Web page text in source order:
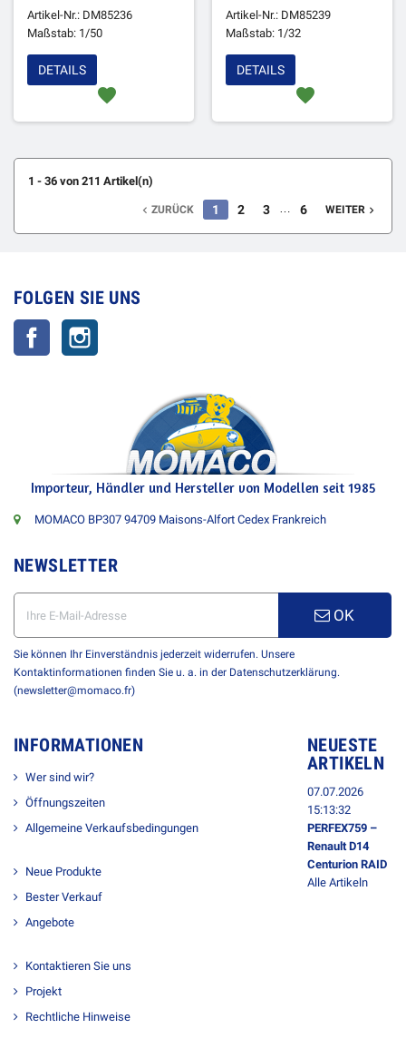
Artikel-Nr.: DM85236
Maßstab: 1/50
favorite
DETAILS
FIGURINE
Artikel-Nr.: DM85239
Maßstab: 1/32
favorite
DETAILS
1 - 36 von 211 Artikel(n)
 ZURÜCK 1 2 3 … 6 WEITER 
FOLGEN SIE UNS
Facebook
Importeur, Händler und Hersteller von Modellen seit 1985
MOMACO BP307 94709 Maisons-Alfort Cedex Frankreich
NEWSLETTER
OK
Sie können Ihr Einverständnis jederzeit widerrufen. Unsere
Kontaktinformationen finden Sie u. a. in der Datenschutzerklärung.
(newsletter@momaco.fr)
INFORMATIONEN
Wer sind wir?
Öffnungszeiten
Allgemeine Verkaufsbedingungen
Neue Produkte
Bester Verkauf
Angebote
Kontaktieren Sie uns
Projekt
Rechtliche Hinweise
NEUESTE
ARTIKELN
07.07.2026
15:13:32
PERFEX759 –
Renault D14
Centurion RAID
Alle Artikeln